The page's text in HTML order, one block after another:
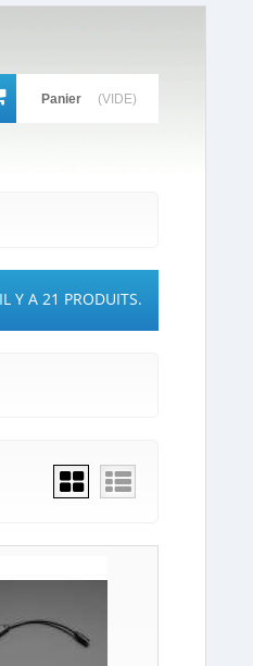
Panier (VIDE)
IL Y A 21 PRODUITS.